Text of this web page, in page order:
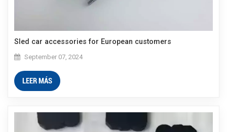
Sled car accessories for European customers
September 07, 2024
LEER MÁS